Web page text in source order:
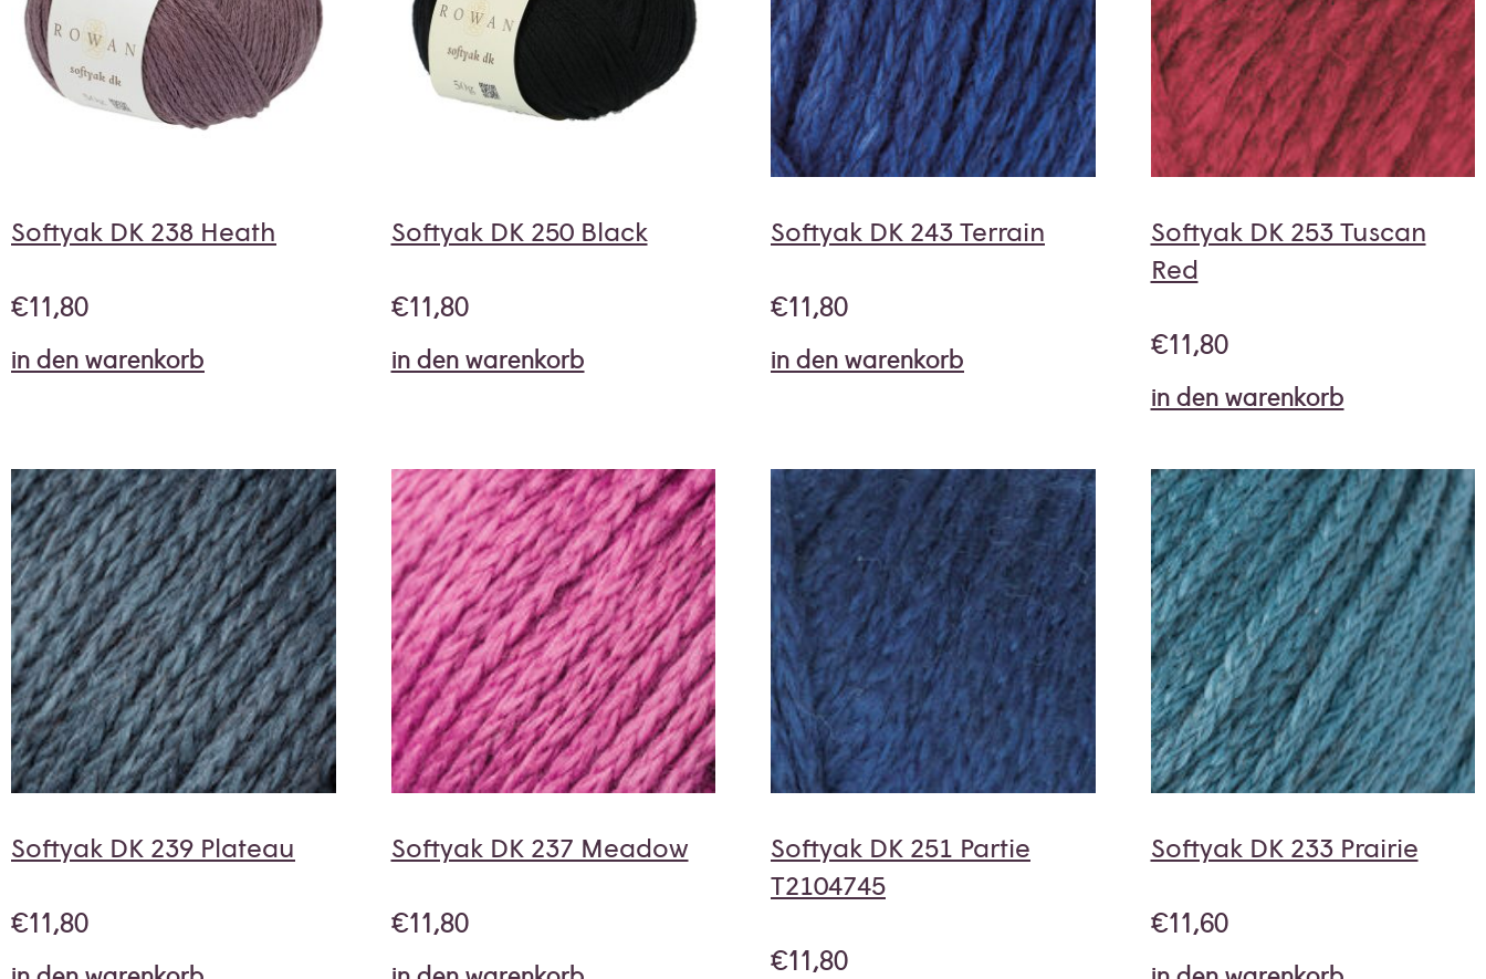
Softyak DK 238 Heath
€11,80
in den warenkorb
Softyak DK 250 Black
€11,80
in den warenkorb
Softyak DK 243 Terrain
€11,80
in den warenkorb
Softyak DK 253 Tuscan
Red
€11,80
in den warenkorb
Softyak DK 239 Plateau
€11,80
Softyak DK 237 Meadow
€11,80
Softyak DK 251 Partie
T2104745
€11,80
Softyak DK 233 Prairie
€11,60